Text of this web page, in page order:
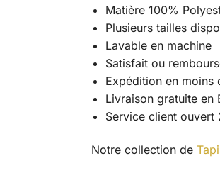
Matière 100%
Plusieurs tailles
Lavable en machine
Satisfait ou
Expédition en moins
Livraison gratuite en
Service client
Notre collection de